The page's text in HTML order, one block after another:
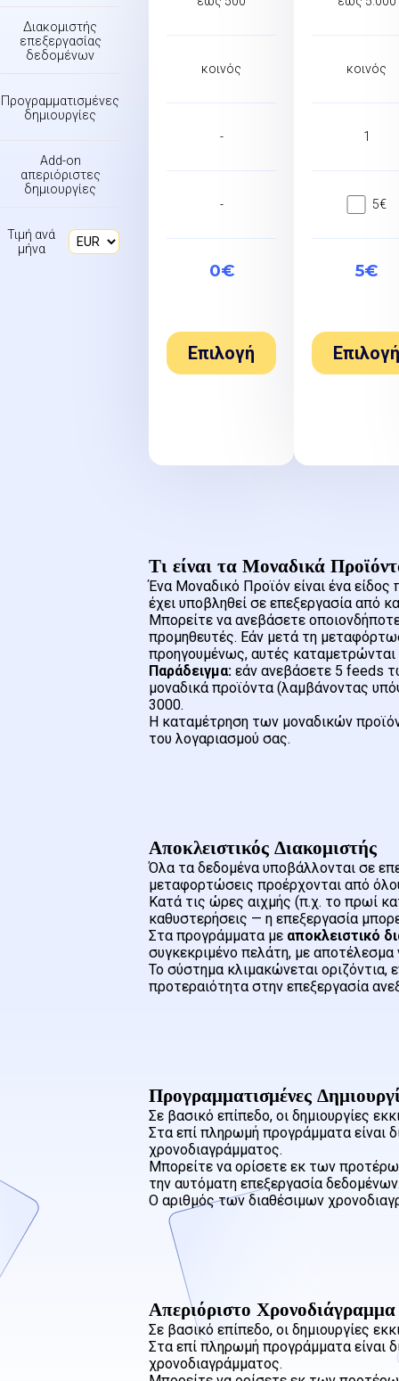
Διακομιστής
επεξεργασίας
δεδομένων
Προγραμματισμένες
δημιουργίες
Add-on
απεριόριστες
δημιουργίες
Τιμή ανά
μήνα
κοινός
-
-
0€
Επιλογή
κοινός
1
5€
5€
Επιλογή
Τι είναι τα Μοναδικά
Ένα Μοναδικό Προϊόν είναι ένα
έχει υποβληθεί σε επεξεργασία από
Μπορείτε να ανεβάσετε
προμηθευτές. Εάν μετά τη
προηγουμένως, αυτές
Παράδειγμα: εάν ανεβάσετε 5 feeds
μοναδικά προϊόντα (λαμβάνοντας
3000.
Η καταμέτρηση των μοναδικών
του λογαριασμού σας.
Αποκλειστικός Διακομιστής
Όλα τα δεδομένα υποβάλλονται σε
μεταφορτώσεις προέρχονται από
Κατά τις ώρες αιχμής (π.χ. το πρωί
καθυστερήσεις — η επεξεργασία
Στα προγράμματα με αποκλειστικό
συγκεκριμένο πελάτη, με
Το σύστημα κλιμακώνεται
προτεραιότητα στην επεξεργασία
Προγραμματισμένες
Σε βασικό επίπεδο, οι δημιουργίες
Στα επί πληρωμή προγράμματα είναι
χρονοδιαγράμματος.
Μπορείτε να ορίσετε εκ των
την αυτόματη επεξεργασία
Ο αριθμός των διαθέσιμων
Απεριόριστο Χρονοδιάγραμμα
Σε βασικό επίπεδο, οι δημιουργίες
Στα επί πληρωμή προγράμματα είναι
χρονοδιαγράμματος.